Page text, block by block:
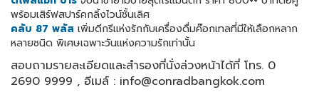
พร้อมเสิร์ฟสปาร์คกลิ้งไวน์ชั้นเลิศ
คลับ 87 พลัส เพิ่มดีกรีแห่งรักกับเครื่องดื่มค๊อกเทลที่มีให้เลือกหลาก
หลายชนิด พิเศษเฉพาะวันแห่งความรักเท่านั้น
สอบถามรายละเอียดและสำรองที่นั่งล่วงหน้าได้ที่ โทร. 0
2690 9999 , อีเมล์ : info@conradbangkok.com